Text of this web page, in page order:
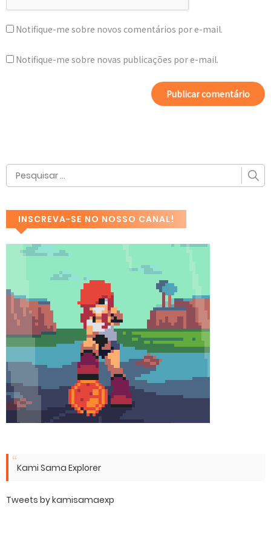
Notifique-me sobre novos comentários por e-mail.
Notifique-me sobre novas publicações por e-mail.
INSCREVA-SE NO NOSSO CANAL!
Kami Sama Explorer
Tweets by kamisamaexp